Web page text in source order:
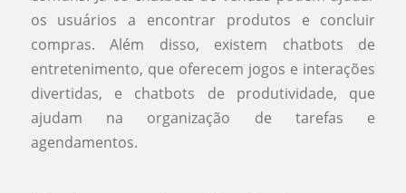
os usuários a encontrar produtos e concluir
compras. Além disso, existem chatbots de
entretenimento, que oferecem jogos e interações
divertidas, e chatbots de produtividade, que
ajudam na organização de tarefas e
agendamentos.